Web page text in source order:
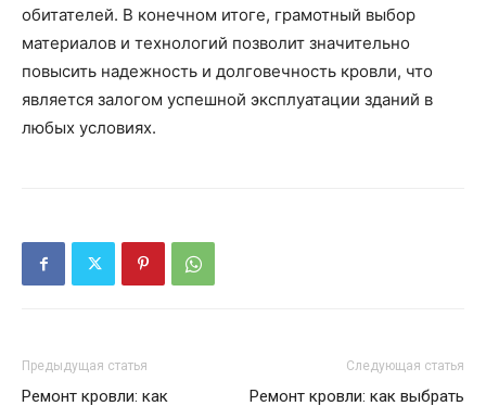
обитателей. В конечном итоге, грамотный выбор
материалов и технологий позволит значительно
повысить надежность и долговечность кровли, что
является залогом успешной эксплуатации зданий в
любых условиях.
Предыдущая статья
Ремонт кровли: как
Следующая статья
Ремонт кровли: как выбрать